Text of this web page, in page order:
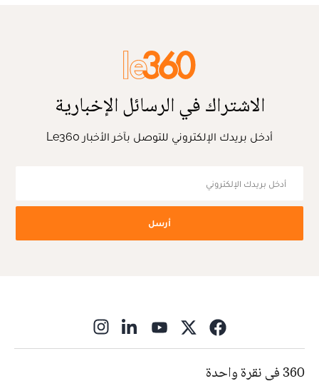
الاشتراك في الرسائل الإخبارية
أدخل بريدك الإلكتروني للتوصل بآخر الأخبار Le360
أرسل
360 في نقرة واحدة